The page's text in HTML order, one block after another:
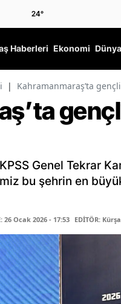
24°
Haberleri Ekonomi Dünya
| Kahramanmaraş’ta
Genel Tekrar
bu şehrin en
26 Ocak 2026 - 17:53 EDİTÖR: